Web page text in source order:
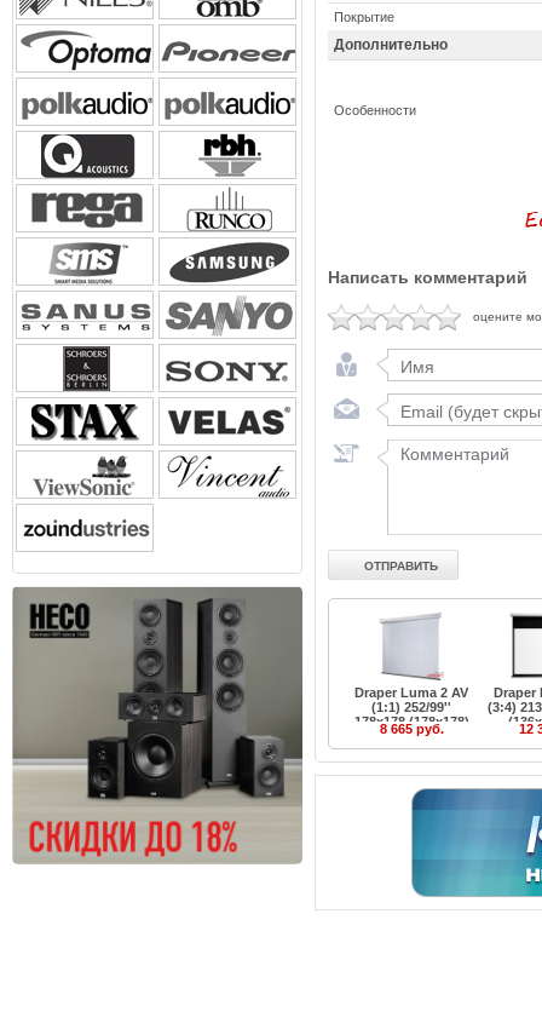
Покрытие
Дополнительно
Особенности
Написать комментарий
оцените
Draper Luma 2 AV
(1:1) 252/99''
178x178 (178x178)
MW
8 665 руб.
Draper
(3:4)
12